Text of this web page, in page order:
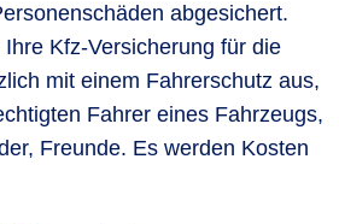
abgesichert.
Kfz-Versicherung für die
mit einem Fahrerschutz aus,
Fahrer eines Fahrzeugs,
Freunde. Es werden Kosten